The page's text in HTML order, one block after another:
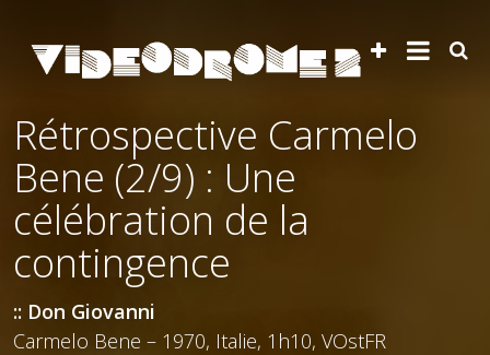
Rétrospective Carmelo
Bene (2/9) : Une
célébration de la
contingence
:: Don Giovanni
Carmelo Bene – 1970, Italie, 1h10, VOstFR